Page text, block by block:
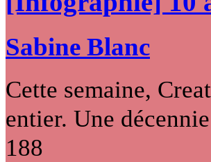
Sabine Blanc
Cette semaine,
entier. Une
188